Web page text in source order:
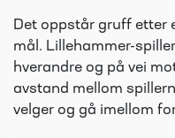
Det oppstår gruff etter
mål. Lillehammer-
hverandre og på vei
avstand mellom
velger og gå imellom